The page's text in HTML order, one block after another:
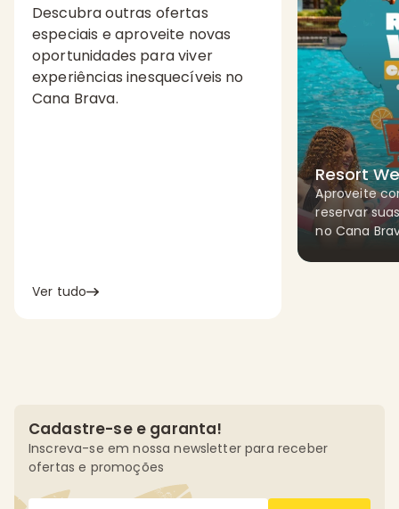
Descubra outras ofertas
especiais e aproveite novas
oportunidades para viver
experiências inesquecíveis no
Cana Brava.
Ver tudo
Resort
Aproveite
reservar
no Cana
Cadastre-se e garanta!
Inscreva-se em nossa newsletter para receber
ofertas e promoções